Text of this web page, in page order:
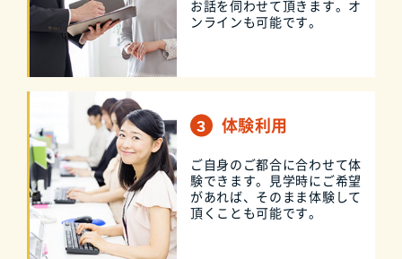
お話を伺わせて頂きます。オ
ンラインも可能です。
体験利用
ご自身のご都合に合わせて体
験できます。見学時にご希望
があれば、そのまま体験して
頂くことも可能です。